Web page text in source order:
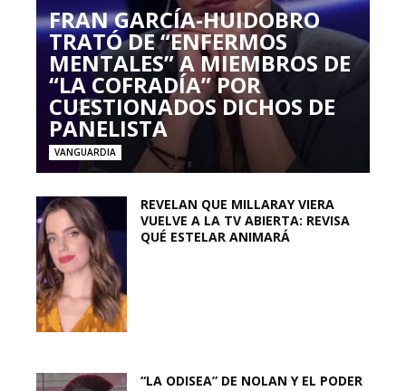
FRAN GARCÍA-HUIDOBRO
TRATÓ DE “ENFERMOS
MENTALES” A MIEMBROS DE
“LA COFRADÍA” POR
CUESTIONADOS DICHOS DE
PANELISTA
VANGUARDIA
REVELAN QUE MILLARAY VIERA
VUELVE A LA TV ABIERTA: REVISA
QUÉ ESTELAR ANIMARÁ
“LA ODISEA” DE NOLAN Y EL PODER